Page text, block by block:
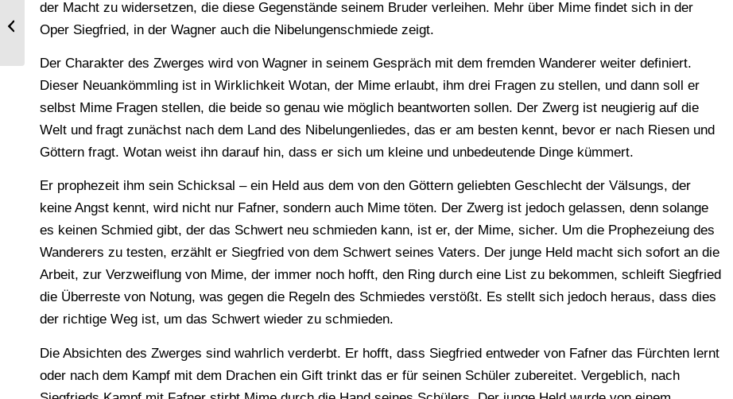
der Macht zu widersetzen, die diese Gegenstände seinem Bruder verleihen. Mehr über Mime findet sich in der
Oper Siegfried, in der Wagner auch die Nibelungenschmiede zeigt.
Der Charakter des Zwerges wird von Wagner in seinem Gespräch mit dem fremden Wanderer weiter definiert.
Dieser Neuankömmling ist in Wirklichkeit Wotan, der Mime erlaubt, ihm drei Fragen zu stellen, und dann soll er
selbst Mime Fragen stellen, die beide so genau wie möglich beantworten sollen. Der Zwerg ist neugierig auf die
Welt und fragt zunächst nach dem Land des Nibelungenliedes, das er am besten kennt, bevor er nach Riesen und
Göttern fragt. Wotan weist ihn darauf hin, dass er sich um kleine und unbedeutende Dinge kümmert.
Er prophezeit ihm sein Schicksal – ein Held aus dem von den Göttern geliebten Geschlecht der Välsungs, der
keine Angst kennt, wird nicht nur Fafner, sondern auch Mime töten. Der Zwerg ist jedoch gelassen, denn solange
es keinen Schmied gibt, der das Schwert neu schmieden kann, ist er, der Mime, sicher. Um die Prophezeiung des
Wanderers zu testen, erzählt er Siegfried von dem Schwert seines Vaters. Der junge Held macht sich sofort an die
Arbeit, zur Verzweiflung von Mime, der immer noch hofft, den Ring durch eine List zu bekommen, schleift Siegfried
die Überreste von Notung, was gegen die Regeln des Schmiedes verstößt. Es stellt sich jedoch heraus, dass dies
der richtige Weg ist, um das Schwert wieder zu schmieden.
Die Absichten des Zwerges sind wahrlich verderbt. Er hofft, dass Siegfried entweder von Fafner das Fürchten lernt
oder nach dem Kampf mit dem Drachen ein Gift trinkt das er für seinen Schüler zubereitet. Vergeblich, nach
Die Walküren. Kostümentwürfe für
Der Ring des Nibelungen.